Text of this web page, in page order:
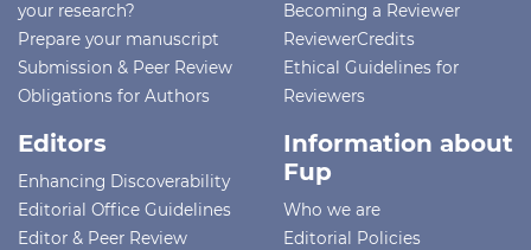
your research?
Prepare your manuscript
Submission & Peer Review
Obligations for Authors
Becoming a Reviewer
ReviewerCredits
Ethical Guidelines for
Reviewers
Editors
Enhancing Discoverability
Editorial Office Guidelines
Editor & Peer Review
Information about
Fup
Who we are
Editorial Policies